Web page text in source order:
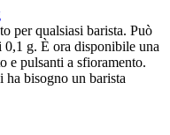
per qualsiasi barista. Può
0,1 g. È ora disponibile una
e pulsanti a sfioramento.
bisogno un barista